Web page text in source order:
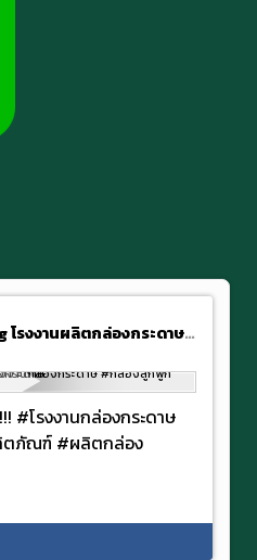
Balance Packing โรงงานผลิตกล่องกระดาษลูกฟูก พุทธมณฑลสาย 4
#โรงงานกล่องกระดาษ
ภัณฑ์ #ผลิตกล่อง